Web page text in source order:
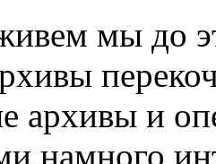
мы до
архивы и
намного